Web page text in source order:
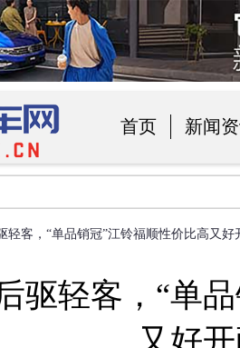
首页 新闻
轻客，“单品销冠”江铃福顺性价比高又好
驱轻客，“单
又好